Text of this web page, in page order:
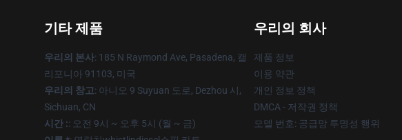
기타 제품
우리의 본사: 185 N Raymond Ave, Pasadena, 캘
리포니아 91103, 미국
우리의 창고: 아니오 9 Suyuan 도로, Dezhou 시,
Sichuan, CN
시간 :: 오전 9시 ~ 오후 5시 (월 ~ 금)
우리의 회사
제품 정보
이용 약관
개인 정보 정책
DMCA - 저작권 정책
모델 번호: 공급망 투명성 행위